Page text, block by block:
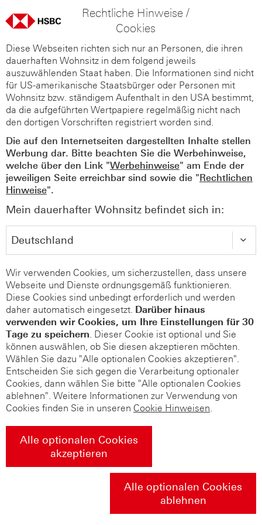
Rechtliche Hinweise /
Cookies
Diese Webseiten richten sich nur an Personen, die ihren
dauerhaften Wohnsitz in dem folgend jeweils
auszuwählenden Staat haben. Die Informationen sind nicht
für US-amerikanische Staatsbürger oder Personen mit
Wohnsitz bzw. ständigem Aufenthalt in den USA bestimmt,
da die aufgeführten Wertpapiere regelmäßig nicht nach
den dortigen Vorschriften registriert worden sind.
Die auf den Internetseiten dargestellten Inhalte stellen
Werbung dar. Bitte beachten Sie die Werbehinweise,
welche über den Link "Werbehinweise" am Ende der
jeweiligen Seite erreichbar sind sowie die "Rechtlichen
Hinweise".
Mein dauerhafter Wohnsitz befindet sich in:
Wir verwenden Cookies, um sicherzustellen, dass unsere
Webseite und Dienste ordnungsgemäß funktionieren.
Diese Cookies sind unbedingt erforderlich und werden
daher automatisch eingesetzt. Darüber hinaus
verwenden wir Cookies, um Ihre Einstellungen für 30
Tage zu speichern. Dieser Cookie ist optional und Sie
können auswählen, ob Sie diesen akzeptieren möchten.
Wählen Sie dazu "Alle optionalen Cookies akzeptieren".
Entscheiden Sie sich gegen die Verarbeitung optionaler
Cookies, dann wählen Sie bitte "Alle optionalen Cookies
ablehnen". Weitere Informationen zur Verwendung von
Cookies finden Sie in unseren Cookie Hinweisen.
Alle optionalen Cookies
akzeptieren
Alle optionalen Cookies
ablehnen